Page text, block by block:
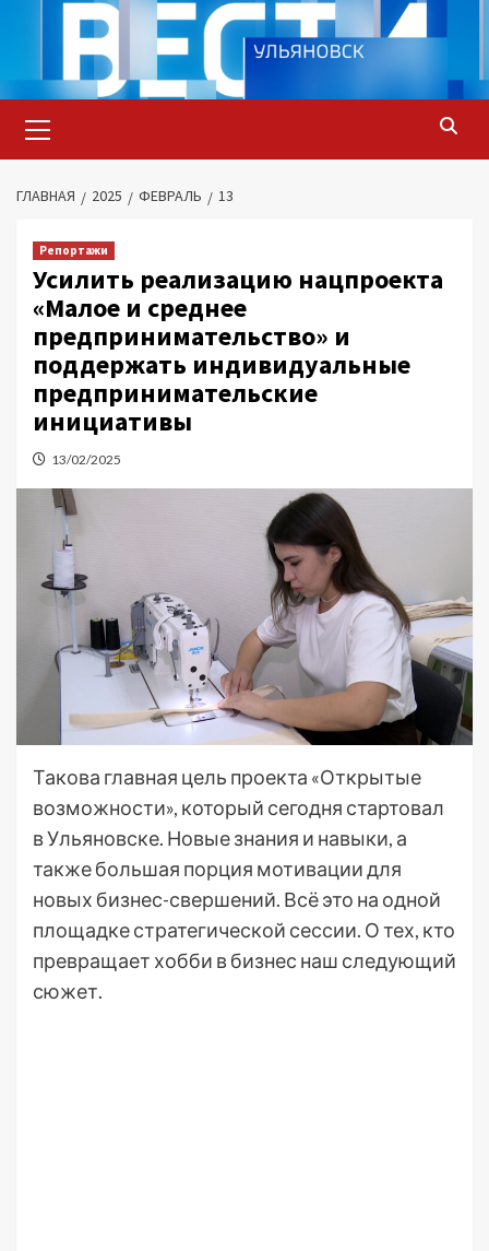
содержимому
меню
ГЛАВНАЯ 2025 ФЕВРАЛЬ 13
Репортажи
Усилить реализацию нацпроекта
«Малое и среднее
предпринимательство» и
поддержать индивидуальные
предпринимательские
инициативы
13/02/2025
Такова главная цель проекта «Открытые
возможности», который сегодня стартовал
в Ульяновске. Новые знания и навыки, а
также большая порция мотивации для
новых бизнес-свершений. Всё это на одной
площадке стратегической сессии. О тех, кто
превращает хобби в бизнес наш следующий
сюжет.